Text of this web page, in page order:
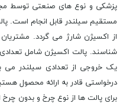
پزشکی و نوع های صنعتی توسط
مستقیم سیلندر قابل انجام است.
از اکسیژن شارژ می گردد.
شناسند. پالت اکسیژن شامل
یک خروجی از تعدادی سیلندر می
درخواستی قادر به ارائه محصول
برای پالت ها از نوع چرخ و بدون چرخ